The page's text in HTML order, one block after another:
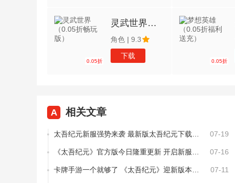
0.05折
灵武世界（0.05折畅玩版）
角色 | 9.3
下载
0.05折
A 相关文章
07-19
07-16
07-11